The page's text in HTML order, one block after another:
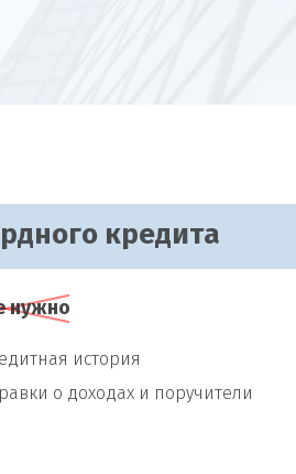
кредита
нужно
история
о доходах и поручители